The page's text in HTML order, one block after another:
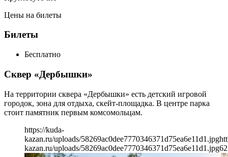
Цены на билеты
Билеты
Бесплатно
Сквер «Дербышки»
На территории сквера «Дербышки» есть детский игровой
городок, зона для отдыха, скейт-площадка. В центре парка
стоит памятник первым комсомольцам.
https://kuda-
kazan.ru/uploads/58269ac0dee7770346371d75ea6e11d1.jpg
kazan.ru/uploads/58269ac0dee7770346371d75ea6e11d1.jpg